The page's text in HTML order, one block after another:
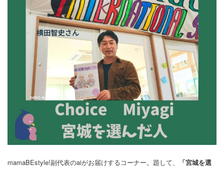
mamaBEstyle!副代表のaiがお届けするコーナー。題して、
「宮城を選